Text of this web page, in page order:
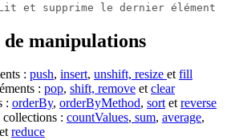
et supprime le dernier élément
de manipulations
: push, insert, unshift, resize etfill
: pop, shift, remove etclear
: orderBy, orderByMethod, sortetreverse
collections : countValues, sum, average,
etreduce